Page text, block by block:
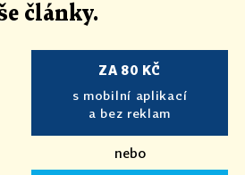
články.
ZA 80 KČ
s mobilní aplikací
a bez reklam
nebo